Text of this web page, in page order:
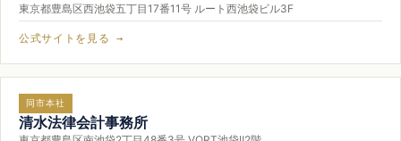
東京都豊島区西池袋五丁目17番11号 ルート西池袋ビル3F
公式サイトを見る →
同市本社
清水法律会計事務所